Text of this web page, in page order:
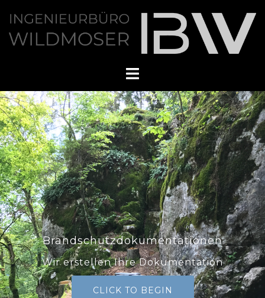
Brandschutzdokumentationen
Wir erstellen Ihre Dokumentation
CLICK TO BEGIN